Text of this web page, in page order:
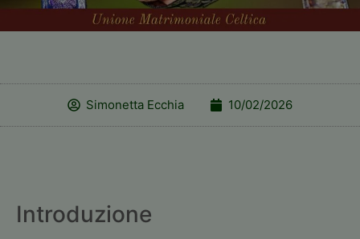
Simonetta Ecchia 10/02/2026
Introduzione